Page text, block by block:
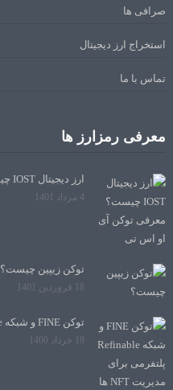
صرافی ها
استخراج ارز دیجیتال
تماس با ما
معرفی رمزارز ها
ارز دیجیتال IOST چیست؟ معرفی توکن آی او اس تی
4 مرداد 1401
توکن زیپین چیست؟
18 فروردین 1401
توکن FINE و شبکه Refinable پلتفرمی برای مدیریت NFT ها
18 خرداد 1400